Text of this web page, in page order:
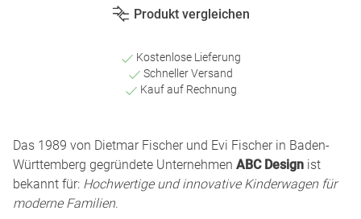
Produkt vergleichen
Kostenlose Lieferung
Schneller Versand
Kauf auf Rechnung
Das 1989 von Dietmar Fischer und Evi Fischer in Baden-
Württemberg gegründete Unternehmen ABC Design ist
bekannt für: Hochwertige und innovative Kinderwagen für
moderne Familien.